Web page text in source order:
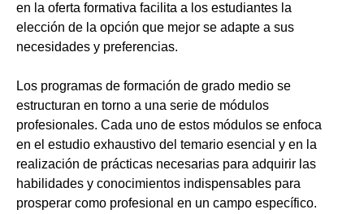
en la oferta formativa facilita a los estudiantes la
elección de la opción que mejor se adapte a sus
necesidades y preferencias.
Los programas de formación de grado medio se
estructuran en torno a una serie de módulos
profesionales. Cada uno de estos módulos se enfoca
en el estudio exhaustivo del temario esencial y en la
realización de prácticas necesarias para adquirir las
habilidades y conocimientos indispensables para
prosperar como profesional en un campo específico.